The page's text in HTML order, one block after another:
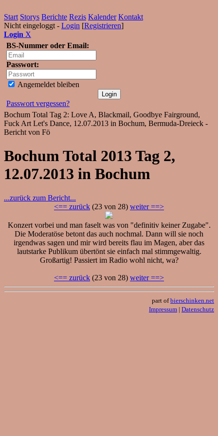
Start Storys Berichte Rezis Kalender Kontakt
Nicht eingeloggt - Login [Registrieren]
Login X
BS-Nummer oder Email:
Passwort:
Angemeldet bleiben
Passwort vergessen?
Bochum Total Tag 2: Love A, Blackmail, Goodbye Fairground,
Fuck Art Let's Dance, 12.07.2013 in Bochum, Bermuda-Dreieck -
Bericht von Fö
Bochum Total 2013 Tag 2,
12.07.2013 in Bochum
...zurück zum Bericht...
<== zurück (23 von 28) weiter ==>
Konzert vorbei und man faselt was von "definitiv keiner Zugabe".
Die Moderatöse betont das auch nochmal. Dann will sie noch
irgendwas sagen und mir wird bereits flau im Magen, aber das
lautstarke Publikum übertönt sie einfach mal stimmgewaltig.
Großartig! Passiert im Radio wohl nicht, wa?
<== zurück (23 von 28) weiter ==>
part ofbierschinken.net
Impressum | Datenschutz